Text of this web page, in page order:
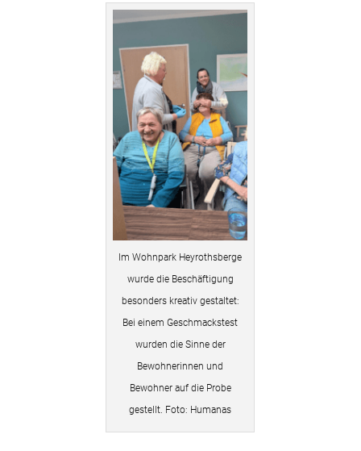
Im Wohnpark Heyrothsberge
wurde die Beschäftigung
besonders kreativ gestaltet:
Bei einem Geschmackstest
wurden die Sinne der
Bewohnerinnen und
Bewohner auf die Probe
gestellt. Foto: Humanas